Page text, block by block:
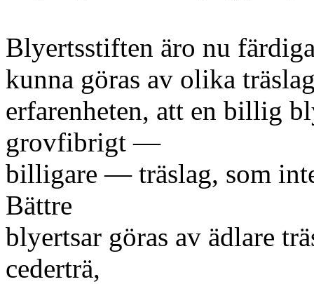
Blyertsstiften äro nu
kunna göras av olika
erfarenheten, att en billig
grovfibrigt —
billigare — träslag, som
Bättre
blyertsar göras av ädlare
cederträ,